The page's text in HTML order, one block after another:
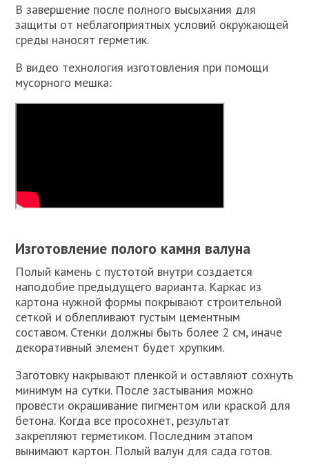
В завершение после полного высыхания для
защиты от неблагоприятных условий окружающей
среды наносят герметик.
В видео технология изготовления при помощи
мусорного мешка:
Изготовление полого камня валуна
Полый камень с пустотой внутри создается
наподобие предыдущего варианта. Каркас из
картона нужной формы покрывают строительной
сеткой и облепливают густым цементным
составом. Стенки должны быть более 2 см, иначе
декоративный элемент будет хрупким.
Заготовку накрывают пленкой и оставляют сохнуть
минимум на сутки. После застывания можно
провести окрашивание пигментом или краской для
бетона. Когда все просохнет, результат
закрепляют герметиком. Последним этапом
вынимают картон. Полый валун для сада готов.